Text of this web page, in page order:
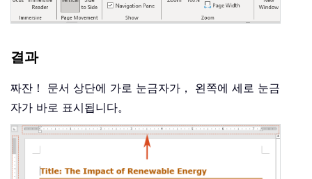
결과
짜잔！ 문서 상단에 가로 눈금자가， 왼쪽에 세로 눈금
자가 바로 표시됩니다。